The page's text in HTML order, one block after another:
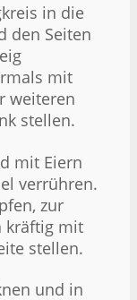
in die
den Seiten
mit
weiteren
stellen.
mit Eiern
verrühren.
zur
kräftig mit
stellen.
und in